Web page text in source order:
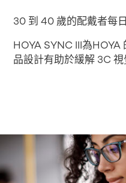
30 到 40 歲的配戴者每
HOYA SYNC III為
品設計有助於緩解 3C 視